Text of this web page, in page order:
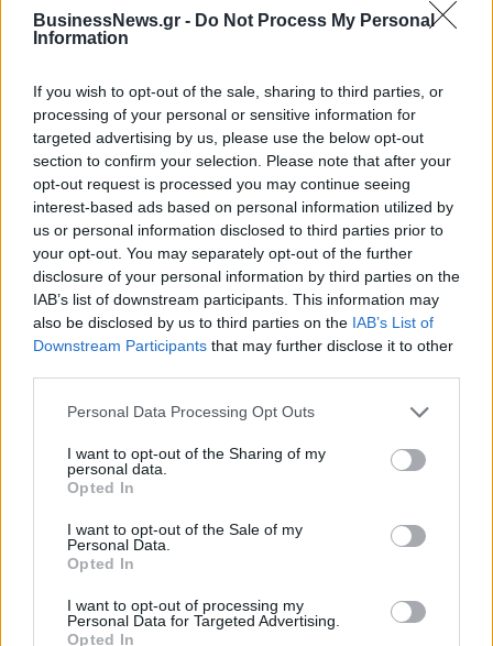
BusinessNews.gr - Do Not Process My Personal
Information
If you wish to opt-out of the sale, sharing to third parties, or
processing of your personal or sensitive information for
targeted advertising by us, please use the below opt-out
section to confirm your selection. Please note that after your
opt-out request is processed you may continue seeing
interest-based ads based on personal information utilized by
us or personal information disclosed to third parties prior to
your opt-out. You may separately opt-out of the further
disclosure of your personal information by third parties on the
IAB’s list of downstream participants. This information may
also be disclosed by us to third parties on the IAB’s List of
Downstream Participants that may further disclose it to other
Personal Data Processing Opt Outs
I want to opt-out of the Sharing of my
personal data.
Opted In
I want to opt-out of the Sale of my
Personal Data.
Opted In
I want to opt-out of processing my
Personal Data for Targeted Advertising.
Opted In
ΡΟΗ ΕΙΔΗΣΕΩΝ
Κορυφώνεται η έξοδος του Αυγούστου – Πάνω από
56.000 επιβάτες αναχωρούν σήμερα από τα
λιμάνια της Αττικής
08/08/2026 - 14:30 ΕΛΛΑΔΑ
Δυτική Αττική: Η επόμενη ημέρα μετά τις πυρκαγιές
– Τα έργα Antinero και η «μάχη» πριν από τις
βροχές
08/08/2026 - 14:08 ΕΛΛΑΔΑ
Ειδικό Χωροταξικό για τον Τουρισμό: Οι νέοι
κανόνες για επενδύσεις, νησιά και προορισμούς υπό
πίεση
08/08/2026 - 13:21 ΤΟΥΡΙΣΜΟΣ
Υπουργείο Εργασίας: Ο “χάρτης” των πληρωμών
από τον e-ΕΦΚΑ και τη ΔΥΠΑ έως τις 14 Αυγούστου
08/08/2026 - 12:58
Οι Hamilton Reserve Bank και SEE Capital
Hamilton Ltd. συνάπτουν συμφωνία υπηρεσιών
08/08/2026 - 13:44 ΕΠΙΧΕΙΡΗΣΕΙΣ